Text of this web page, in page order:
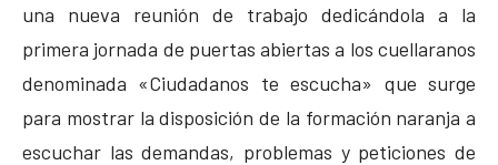
una nueva reunión de trabajo dedicándola a la
primera jornada de puertas abiertas a los cuellaranos
denominada «Ciudadanos te escucha» que surge
para mostrar la disposición de la formación naranja a
escuchar las demandas, problemas y peticiones de